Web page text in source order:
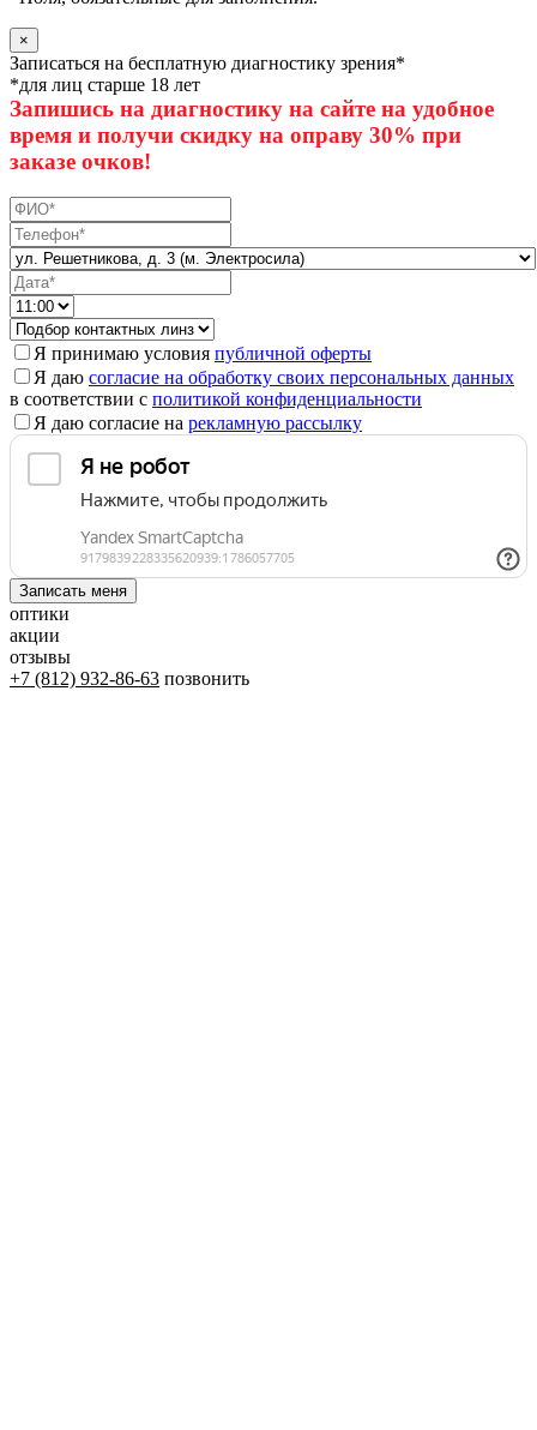
×
Записаться на бесплатную диагностику зрения*
*для лиц старше 18 лет
Запишись на диагностику на сайте на удобное
время и получи скидку на оправу 30% при
заказе очков!
Я принимаю условия публичной оферты
Я даю согласие на обработку своих персональных данных
в соответствии с политикой конфиденциальности
Я даю согласие на рекламную рассылку
оптики
акции
отзывы
+7 (812) 932-86-63 позвонить